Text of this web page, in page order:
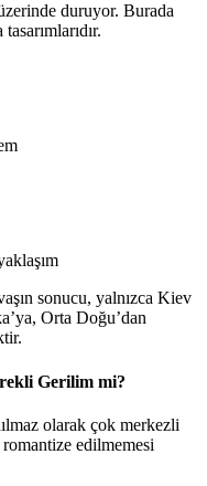
duruyor. Burada
sonucu, yalnızca Kiev
Orta Doğu’dan
Gerilim mi?
olarak çok merkezli
edilmemesi